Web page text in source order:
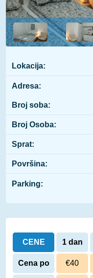
Lokacija:
Adresa:
Broj soba:
Broj Osoba:
Sprat:
Površina:
Parking:
CENE 1 dan
Cena po €40